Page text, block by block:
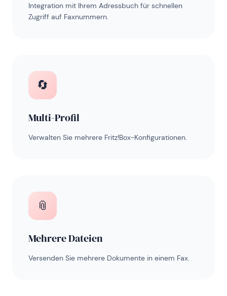
Integration mit Ihrem Adressbuch für schnellen
Zugriff auf Faxnummern.
🔄
Multi-Profil
Verwalten Sie mehrere Fritz!Box-Konfigurationen.
📎
Mehrere Dateien
Versenden Sie mehrere Dokumente in einem Fax.